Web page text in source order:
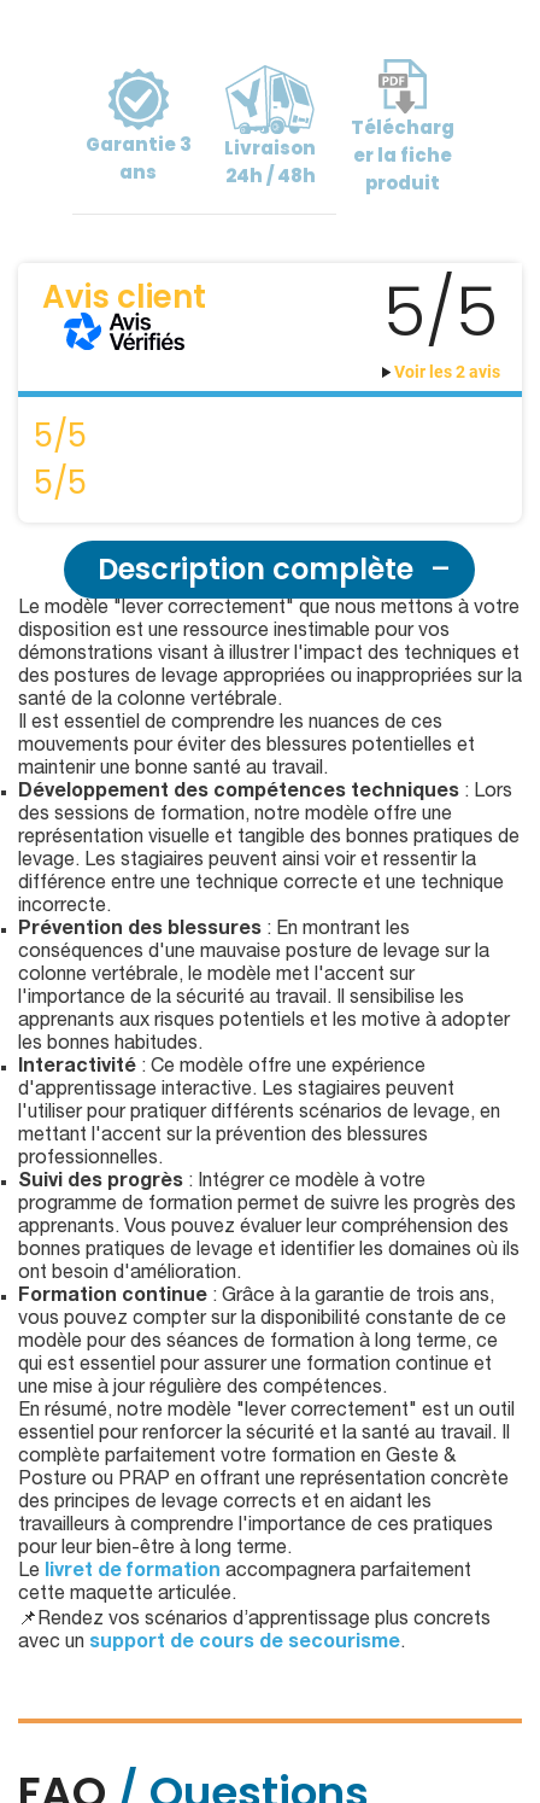
Garantie3
ans
Livraison
24h / 48h
Télécharg
erla fiche
produit
Avis client 5/5
Voir les 2 avis
5/5
5/5
Description complète
Le modèle "lever correctement" que nous mettons à votre
disposition est une ressource inestimable pour vos
démonstrations visant à illustrer l'impact des techniques et
des postures de levage appropriées ou inappropriées sur la
santé de la colonne vertébrale.
Il est essentiel de comprendre les nuances de ces
mouvements pour éviter des blessures potentielles et
maintenir une bonne santé au travail.
Développement des compétences techniques : Lors
des sessions de formation, notre modèle offre une
représentation visuelle et tangible des bonnes pratiques de
levage. Les stagiaires peuvent ainsi voir et ressentir la
différence entre une technique correcte et une technique
incorrecte.
Prévention des blessures : En montrant les
conséquences d'une mauvaise posture de levage sur la
colonne vertébrale, le modèle met l'accent sur
l'importance de la sécurité au travail. Il sensibilise les
apprenants aux risques potentiels et les motive à adopter
les bonnes habitudes.
Interactivité : Ce modèle offre une expérience
d'apprentissage interactive. Les stagiaires peuvent
l'utiliser pour pratiquer différents scénarios de levage, en
mettant l'accent sur la prévention des blessures
professionnelles.
Suivi des progrès : Intégrer ce modèle à votre
programme de formation permet de suivre les progrès des
apprenants. Vous pouvez évaluer leur compréhension des
bonnes pratiques de levage et identifier les domaines où ils
ont besoin d'amélioration.
Formation continue : Grâce à la garantie de trois ans,
vous pouvez compter sur la disponibilité constante de ce
modèle pour des séances de formation à long terme, ce
qui est essentiel pour assurer une formation continue et
une mise à jour régulière des compétences.
En résumé, notre modèle "lever correctement" est un outil
essentiel pour renforcer la sécurité et la santé au travail. Il
complète parfaitement votre formation en Geste &
Posture ou PRAP en offrant une représentation concrète
des principes de levage corrects et en aidant les
travailleurs à comprendre l'importance de ces pratiques
pour leur bien-être à long terme.
Le livret de formation accompagnera parfaitement
cette maquette articulée.
📌Rendez vos scénarios d’apprentissage plus concrets
avec un support de cours de secourisme.